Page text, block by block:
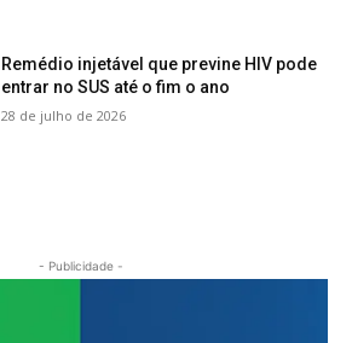
Remédio injetável que previne HIV pode
entrar no SUS até o fim o ano
28 de julho de 2026
- Publicidade -